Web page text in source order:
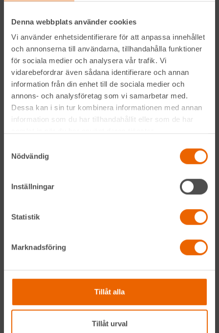
Denna webbplats använder cookies
Vi använder enhetsidentifierare för att anpassa innehållet
och annonserna till användarna, tillhandahålla funktioner
för sociala medier och analysera vår trafik. Vi
vidarebefordrar även sådana identifierare och annan
information från din enhet till de sociala medier och
annons- och analysföretag som vi samarbetar med.
Dessa kan i sin tur kombinera informationen med annan
information som du har tillhandahållit eller som de har
Nödvändig
Inställningar
Statistik
Marknadsföring
Tillåt alla
Tillåt urval
Genom att anmäla mig till nyhetsbrevet godkänner jag
Hyreslandslagetsintegritetspolicy.
Våra depåer
Jobba hos oss